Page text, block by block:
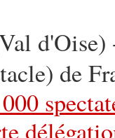
d'Oise)
de